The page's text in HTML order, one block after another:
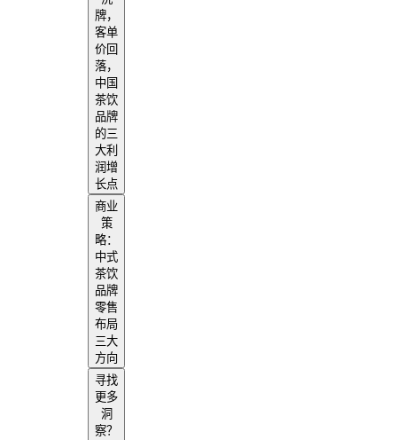
牌，
客单
价回
落，
中国
茶饮
品牌
的三
大利
润增
长点
商业
策
略：
中式
茶饮
品牌
零售
布局
三大
方向
寻找
更多
洞
察？